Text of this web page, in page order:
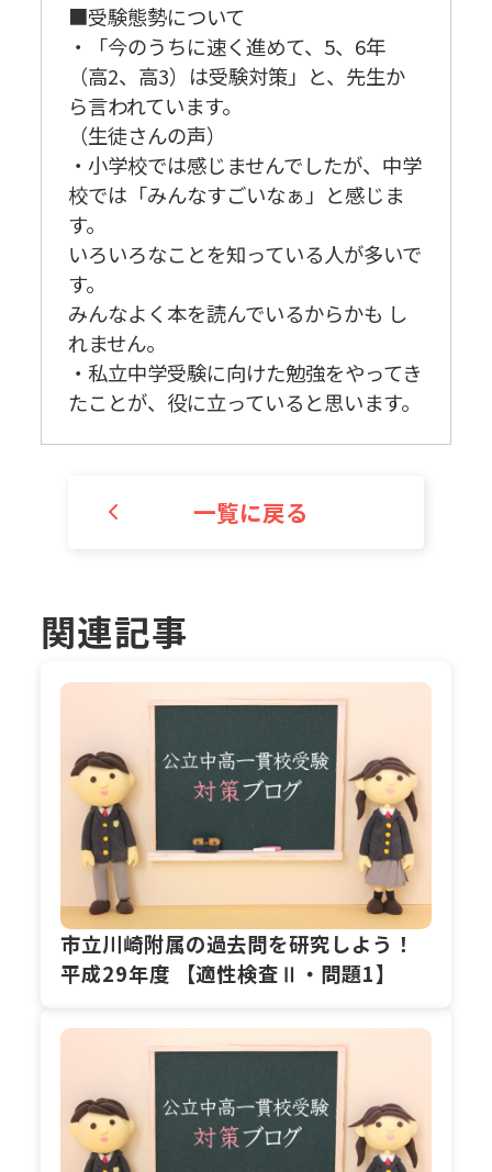
■受験態勢について
・「今のうちに速く進めて、5、6年
（高2、高3）は受験対策」と、先生か
ら言われています。
（生徒さんの声）
・小学校では感じませんでしたが、中学
校では「みんなすごいなぁ」と感じま
す。
いろいろなことを知っている人が多いで
す。
みんなよく本を読んでいるからかも し
れません。
・私立中学受験に向けた勉強をやってき
たことが、役に立っていると思います。
一覧に戻る
関連記事
市立川崎附属の過去問を研究しよう！
平成29年度 【適性検査Ⅱ・問題1】